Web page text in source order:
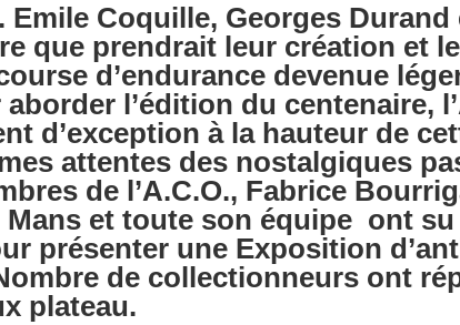
Emile Coquille, Georges
que prendrait leur création et
d’endurance devenue
l’édition du centenaire,
d’exception à la hauteur de
attentes des nostalgiques
de l’A.C.O., Fabrice
Mans et toute son équipe ont
présenter une Exposition
de collectionneurs ont
plateau.